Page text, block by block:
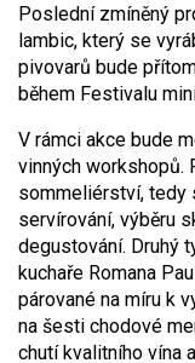
Poslední zmíněný
lambic, který se
pivovarů bude
během Festivalu
V rámci akce bude
vinných workshopů.
sommeliérství, tedy
servírování, výběru
degustování. Druhý
kuchaře Romana
párované na míru k
na šesti chodové
chutí kvalitního vína